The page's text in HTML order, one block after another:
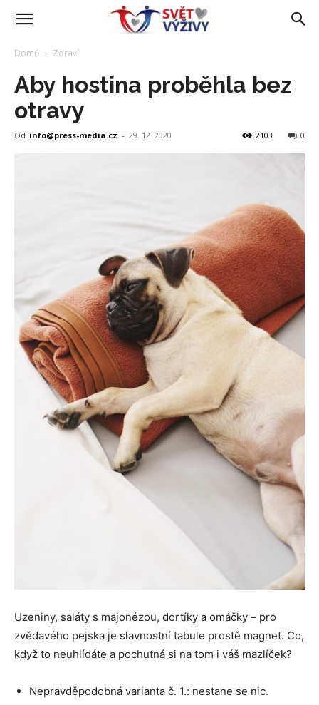
Domů Zdraví
Aby hostina proběhla bez
otravy
Od info@press-media.cz - 29. 12. 2020 0
2103
Uzeniny, saláty s majonézou, dortíky a omáčky – pro
zvědavého pejska je slavnostní tabule prostě magnet. Co,
když to neuhlídáte a pochutná si na tom i váš mazlíček?
Nepravděpodobná varianta č. 1.: nestane se nic.